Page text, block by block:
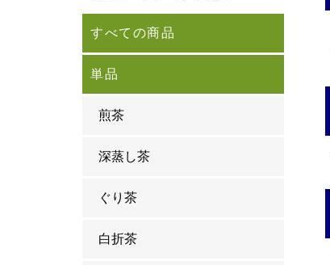
すべての商品
単品
煎茶
深蒸し茶
ぐり茶
白折茶